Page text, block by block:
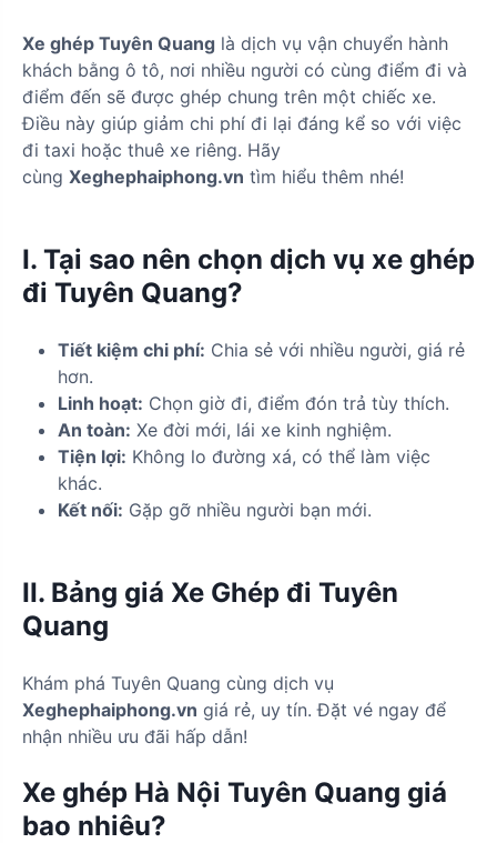
Xe ghép Tuyên Quang là dịch vụ vận chuyển hành
khách bằng ô tô, nơi nhiều người có cùng điểm đi và
điểm đến sẽ được ghép chung trên một chiếc xe.
Điều này giúp giảm chi phí đi lại đáng kể so với việc
đi taxi hoặc thuê xe riêng. Hãy
cùng Xeghephaiphong.vn tìm hiểu thêm nhé!
I. Tại sao nên chọn dịch vụ xe ghép
đi Tuyên Quang?
Tiết kiệm chi phí: Chia sẻ với nhiều người, giá rẻ
hơn.
Linh hoạt: Chọn giờ đi, điểm đón trả tùy thích.
An toàn: Xe đời mới, lái xe kinh nghiệm.
Tiện lợi: Không lo đường xá, có thể làm việc
khác.
Kết nối: Gặp gỡ nhiều người bạn mới.
II. Bảng giá Xe Ghép đi Tuyên
Quang
Khám phá Tuyên Quang cùng dịch vụ
Xeghephaiphong.vn giá rẻ, uy tín. Đặt vé ngay để
nhận nhiều ưu đãi hấp dẫn!
Xe ghép Hà Nội Tuyên Quang giá
bao nhiêu?